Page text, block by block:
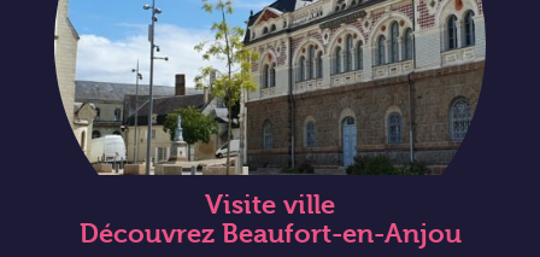
Visite ville
Découvrez Beaufort-en-Anjou